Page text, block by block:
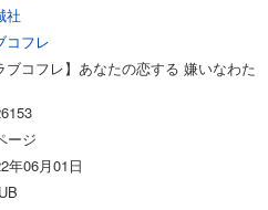
社
コフレ
ブコフレ】あなたの恋する 嫌いなわた
ージ
年06月01日